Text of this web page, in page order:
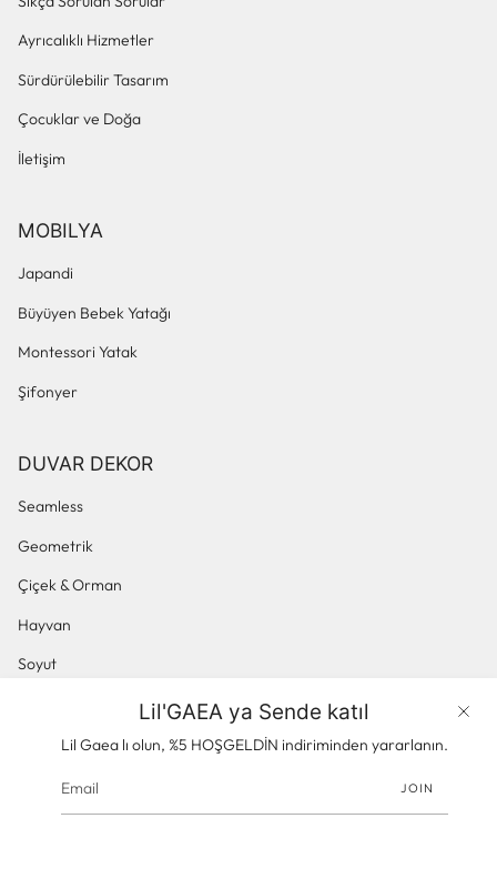
Ürünler
Lil'GAEA ya Sende katıl
Lil Gaea lı olun, %5 HOŞGELDİN indiriminden yararlanın.
JOIN
Ayrıcalıklı Hizmetler
Sürdürülebilir Tasarım
Çocuklar ve Doğa
İletişim
MOBILYA
Japandi
Büyüyen Bebek Yatağı
Montessori Yatak
Şifonyer
DUVAR DEKOR
Seamless
Geometrik
Çiçek & Orman
Hayvan
Soyut
Panoramik & Manzara